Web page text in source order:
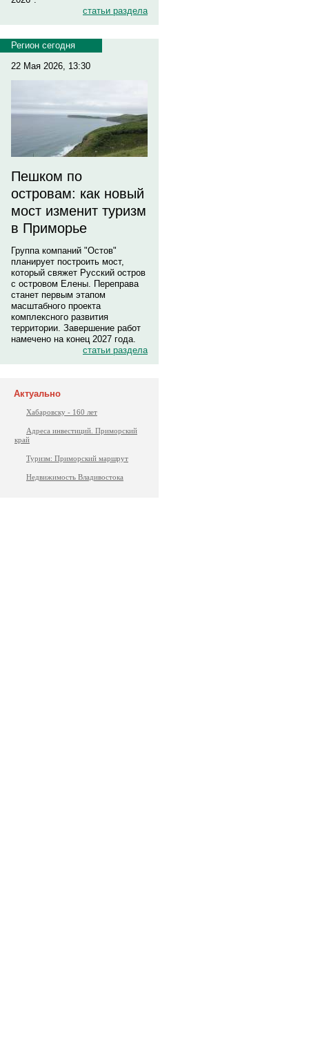
статьи раздела
Регион сегодня
22 Мая 2026, 13:30
Пешком по
островам: как новый
мост изменит туризм
в Приморье
Группа компаний "Остов"
планирует построить мост,
который свяжет Русский остров
с островом Елены. Переправа
станет первым этапом
масштабного проекта
комплексного развития
территории. Завершение работ
намечено на конец 2027 года.
статьи раздела
Актуально
Хабаровску - 160 лет
Адреса инвестиций. Приморский
край
Туризм: Приморский маршрут
Недвижимость Владивостока